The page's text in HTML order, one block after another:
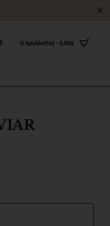
0 προϊόν(τα) - 0,00€